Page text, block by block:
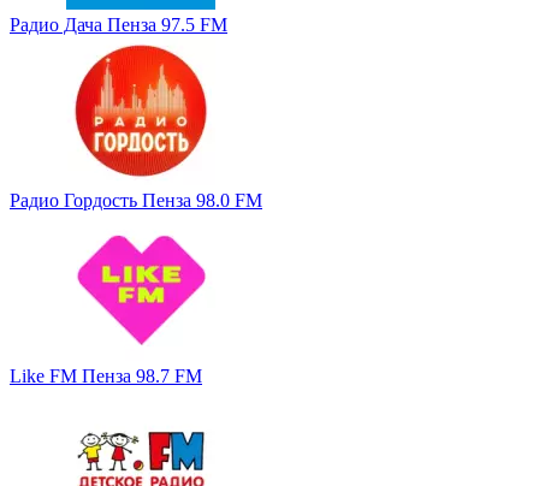
Радио Дача Пенза 97.5 FM
Радио Гордость Пенза 98.0 FM
Like FM Пенза 98.7 FM